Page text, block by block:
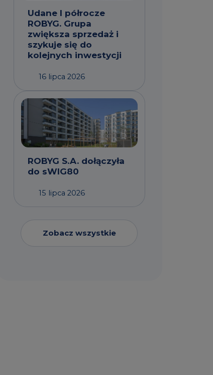
Udane I półrocze
ROBYG. Grupa
zwiększa sprzedaż i
szykuje się do
kolejnych inwestycji
16 lipca 2026
ROBYG S.A. dołączyła
do sWIG80
15 lipca 2026
Zobacz wszystkie